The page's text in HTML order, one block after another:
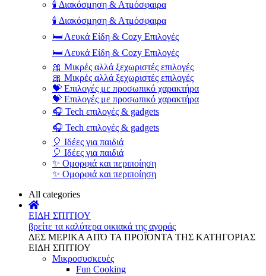
🕯️ Διακόσμηση & Ατμόσφαιρα
🕯️ Διακόσμηση & Ατμόσφαιρα
🛏️ Λευκά Είδη & Cozy Επιλογές
🛏️ Λευκά Είδη & Cozy Επιλογές
🎀 Μικρές αλλά ξεχωριστές επιλογές
🎀 Μικρές αλλά ξεχωριστές επιλογές
💝 Επιλογές με προσωπικό χαρακτήρα
💝 Επιλογές με προσωπικό χαρακτήρα
🎧 Tech επιλογές & gadgets
🎧 Tech επιλογές & gadgets
🎈 Ιδέες για παιδιά
🎈 Ιδέες για παιδιά
✨ Ομορφιά και περιποίηση
✨ Ομορφιά και περιποίηση
All categories
ΕΙΔΗ ΣΠΙΤΙΟΥ
βρείτε τα καλύτερα οικιακά της αγοράς
ΔΕΣ ΜΕΡΙΚΑ ΑΠΌ ΤΑ ΠΡΟΪΌΝΤΑ ΤΗΣ ΚΑΤΗΓΟΡΙΑΣ
ΕΙΔΗ ΣΠΙΤΙΟΥ
Μικροσυσκευές
Fun Cooking